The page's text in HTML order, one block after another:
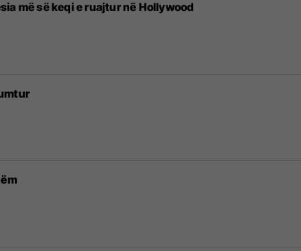
më së keqi e ruajtur në Hollywood